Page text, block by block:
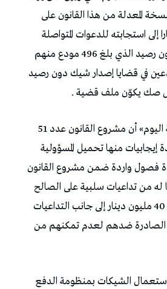
المعدلة من هذا القانون على
إلى استجابته للدعوات المتواصلة
لعديد الأطراف لوضع حد لنزيف الإحالات القانونية وعدد سجناء الشيك دون رصيد الذي بلغ 496 مودع منهم
في قضايا إصدار شيك دون رصيد
وفي هذا الإطار أوضح الخبير الاقتصادي مراد الحطاب في تصريح لـ«الصحافة اليوم» أن مشروع القانون عدد 51
التجارية تضمن عدة إيجابيات منها تحميل المسؤولية
فصول واردة ضمن مشروع القانون
من تداعيات سلبية على الصالح
العام إذ تبلغ قيمة العمولات البنكية الموظفة على الشيكات المسترجعة نحو 40 مليون دينار إلى جانب التداعيات
الصادرة ضدهم لعدم تمكنهم من
استعمال الشيكات بمنظومة الدفع